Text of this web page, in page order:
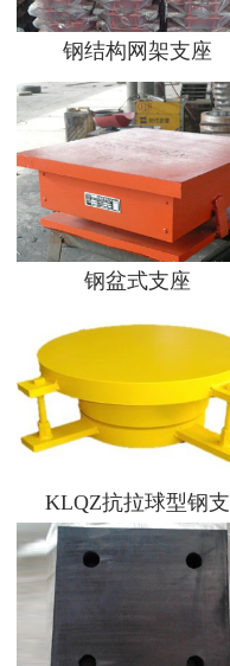
钢结构网架支座
钢盆式支座
KLQZ抗拉球型钢支